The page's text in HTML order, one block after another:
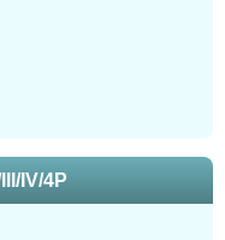
IV/4P